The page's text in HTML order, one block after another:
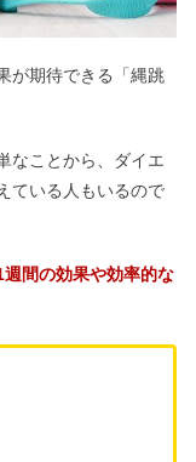
が期待できる「縄跳
なことから、ダイエ
ている人もいるので
間の効果や効率的な